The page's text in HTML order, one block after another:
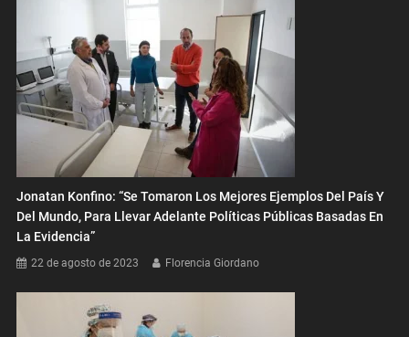
Jonatan Konfino: “Se Tomaron Los Mejores Ejemplos Del País Y
Del Mundo, Para Llevar Adelante Políticas Públicas Basadas En
La Evidencia”
22 de agosto de 2023 Florencia Giordano